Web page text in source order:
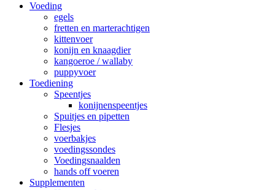
Voeding
egels
fretten en marterachtigen
kittenvoer
konijn en knaagdier
kangoeroe / wallaby
puppyvoer
Toediening
Speentjes
konijnenspeentjes
Spuitjes en pipetten
Flesjes
voerbakjes
voedingssondes
Voedingsnaalden
hands off voeren
Supplementen